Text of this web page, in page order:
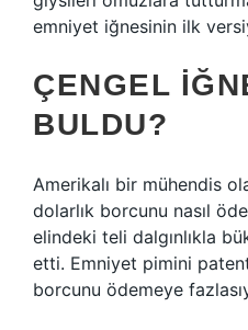
emniyet iğnesinin ilk
ÇENGEL
BULDU?
Amerikalı bir mühendis
dolarlık borcunu nasıl
elindeki teli dalgınlıkla
etti. Emniyet pimini
borcunu ödemeye